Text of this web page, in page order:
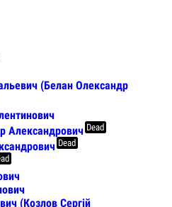
(Белан Олександр
Александрович Dead
Dead
(Козлов Сергій